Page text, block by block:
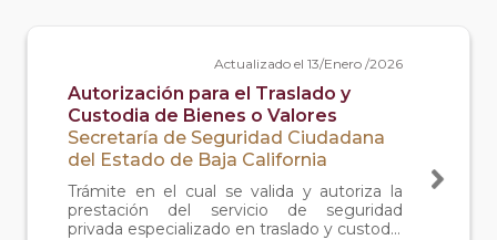
Actualizado el 13/Enero /2026
Autorización para el Traslado y
Custodia de Bienes o Valores
Secretaría de Seguridad Ciudadana
del Estado de Baja California
Trámite en el cual se valida y autoriza la
prestación del servicio de seguridad
privada especializado en traslado y custodia